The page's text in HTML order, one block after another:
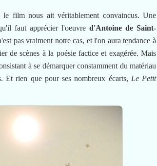
film nous ait véritablement convaincus. Une
faut apprécier l'oeuvred'Antoine de Saint-
pas vraiment notre cas, et l'on aura tendance à
de scènes à la poésie factice et exagérée. Mais
à se démarquer constamment du matériau
Et rien que pour ses nombreux écarts, Le Petit